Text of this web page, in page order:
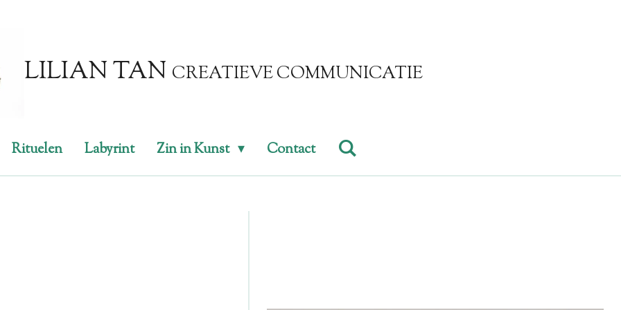
LILIAN TAN CREATIEVE COMMUNICATIE
Rituelen Labyrint Zin in Kunst Contact